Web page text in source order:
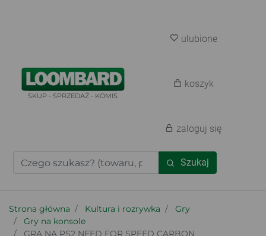
SKUP - SPRZEDAŻ - KOMIS
Szukaj
ulubione
koszyk
zaloguj się
Strona główna Kultura i rozrywka
Gry
Gry na konsole
GRA NA PS2 NEED FOR SPEED CARBON